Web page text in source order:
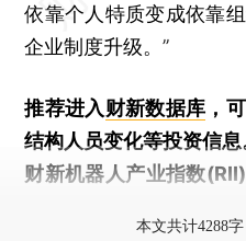
依靠个人特质变成依靠
企业制度升级。”
推荐进入财新数据库 ，
结构人员变化等投资信息
财新机器人产业指数(RII)
本文共计4288